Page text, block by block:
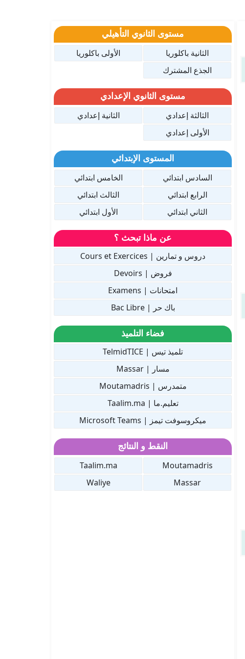
مستوى الثانوي التأهيلي
الثانية باكلوريا
الأولى باكلوريا
الجذع المشترك
مستوى الثانوي الإعدادي
الثالثة إعدادي
الثانية إعدادي
الأولى إعدادي
المستوى الإبتدائي
السادس ابتدائي
الخامس ابتدائي
الرابع ابتدائي
الثالث ابتدائي
الثاني ابتدائي
الأول ابتدائي
عن ماذا تبحث ؟
دروس و تمارين | Cours et Exercices
فروض | Devoirs
امتحانات | Examens
باك حر | Bac Libre
فضاء التلميذ
تلميذ تيس | TelmidTICE
مسار | Massar
متمدرس | Moutamadris
تعليم.ما | Taalim.ma
ميكروسوفت تيمز | Microsoft Teams
النقط و النتائج
Moutamadris
Taalim.ma
Massar
Waliye